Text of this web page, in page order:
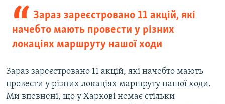
Зараз зареєстровано 11 акцій, які
начебто мають провести у різних
локаціях маршруту нашої ходи
Зараз зареєстровано 11 акцій, які начебто мають
провести у різних локаціях маршруту нашої ходи.
Ми впевнені, що у Харкові немає стільки